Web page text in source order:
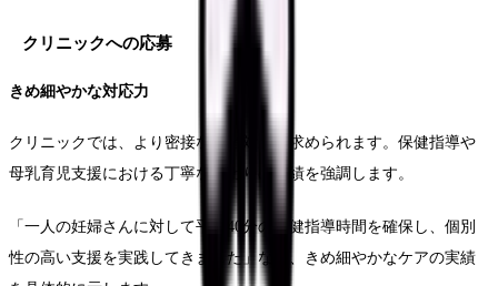
クリニックへの応募
きめ細やかな対応力
クリニックでは、より密接な患者対応が求められます。保健指導や
母乳育児支援における丁寧な関わりの実績を強調します。
「一人の妊婦さんに対して平均40分の保健指導時間を確保し、個別
性の高い支援を実践してきました」など、きめ細やかなケアの実績